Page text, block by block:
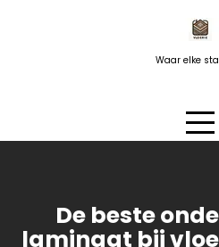
Waar elke
De beste
laminaat bij